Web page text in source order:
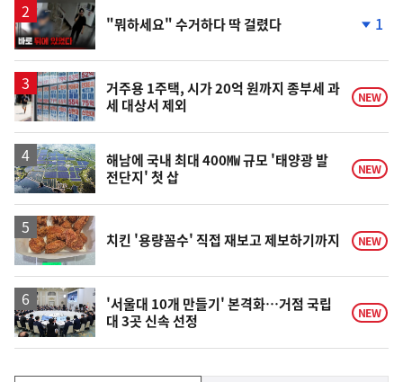
영
상
"뭐하세요" 수거하다 딱 걸렸다
락
1
거주용 1주택, 시가 20억 원까지 종부세 과
세 대상서 제외
NEW
해남에 국내 최대 400㎿ 규모 '태양광 발
전단지' 첫 삽
NEW
치킨 '용량꼼수' 직접 재보고 제보하기까지 NEW
'서울대 10개 만들기' 본격화…거점 국립
대 3곳 신속 선정
NEW